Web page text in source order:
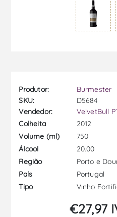
Produtor:
Burmester
SKU:
D5684
Vendedor:
VelvetBull
Colheita
2012
Volume (ml)
750
Álcool
20.00
Região
Porto e
País
Portugal
Tipo
Vinho
€27,97